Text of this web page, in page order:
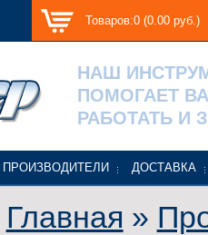
Товаров:0 (0.00 руб.)
НАШ
ПОМОГАЕТ
РАБОТАТЬ И
ПРОИЗВОДИТЕЛИ ДОСТАВКА
Главная »